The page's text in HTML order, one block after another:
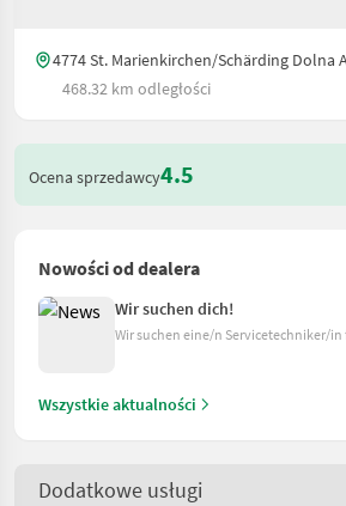
4774 St. Marienkirchen/Schärding Dolna
468.32 km odległości
Ocena sprzedawcy4.5
Nowości od dealera
Wir suchen dich!
Wir suchen eine/n Servicetechniker/
Wszystkie aktualności
Dodatkowe usługi